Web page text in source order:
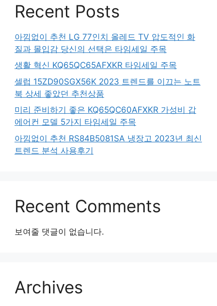
Recent Posts
아낌없이 추천 LG 77인치 올레드 TV 압도적인 화
질과 몰입감 당신의 선택은 타임세일 주목
생활 혁신 KQ65QC65AFXKR 타임세일 주목
셀럽 15ZD90SGX56K 2023 트렌드를 이끄는 노트
북 상세 좋았던 추천상품
미리 준비하기 좋은 KQ65QC60AFXKR 가성비 갑
에어컨 모델 5가지 타임세일 주목
아낌없이 추천 RS84B5081SA 냉장고 2023년 최신
트렌드 분석 사용후기
Recent Comments
보여줄 댓글이 없습니다.
Archives